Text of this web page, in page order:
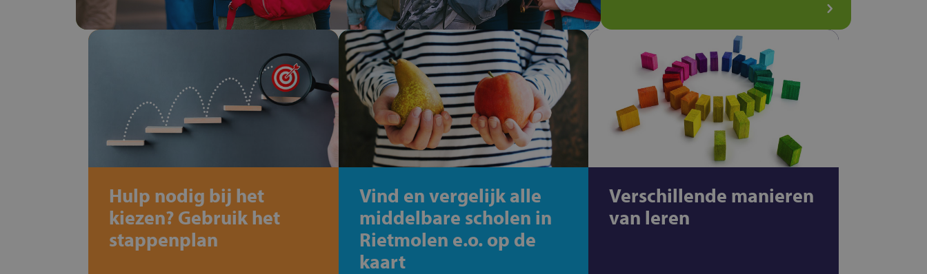
Hulp nodig bij het
kiezen? Gebruik het
stappenplan
Vind en vergelijk alle
middelbare scholen in
Rietmolen e.o. op de
kaart
Verschillende manieren
van leren